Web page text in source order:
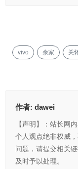
vivo 余家 关
作者: dawei
【声明】：站长网
个人观点绝非权威
问题，请提交相关
及时予以处理。